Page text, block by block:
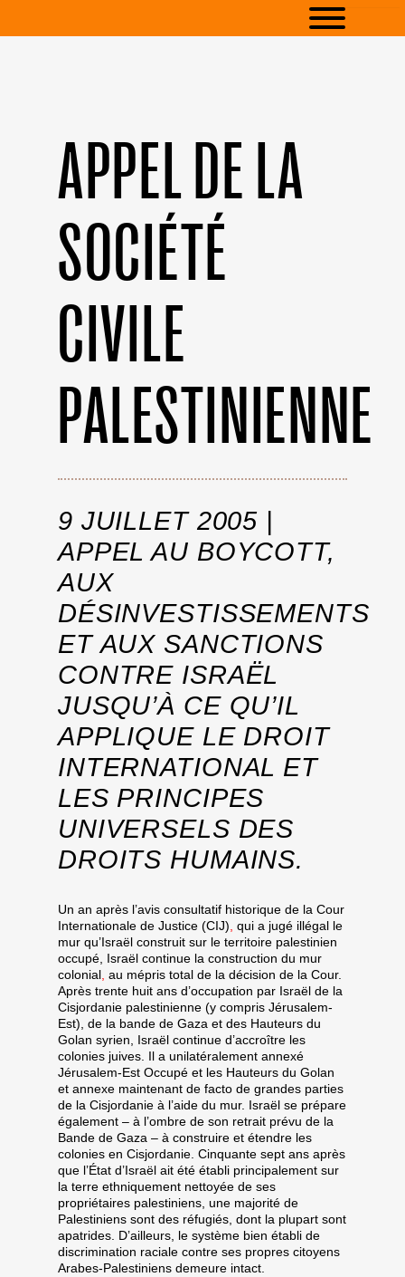
APPEL DE LA
SOCIÉTÉ
CIVILE
PALESTINIENNE
9 JUILLET 2005 |
APPEL AU BOYCOTT,
AUX
DÉSINVESTISSEMENTS
ET AUX SANCTIONS
CONTRE ISRAËL
JUSQU’À CE QU’IL
APPLIQUE LE DROIT
INTERNATIONAL ET
LES PRINCIPES
UNIVERSELS DES
DROITS HUMAINS.
Un an après l’avis consultatif historique de la Cour
Internationale de Justice (CIJ) qui a jugé illégal le
mur qu’Israël construit sur le territoire palestinien
occupé, Israël continue la construction du mur
colonial au mépris total de la décision de la Cour.
Après trente huit ans d’occupation par Israël de la
Cisjordanie palestinienne (y compris Jérusalem-
Est), de la bande de Gaza et des Hauteurs du
Golan syrien, Israël continue d’accroître les
colonies juives. Il a unilatéralement annexé
Jérusalem-Est Occupé et les Hauteurs du Golan
et annexe maintenant de facto de grandes parties
de la Cisjordanie à l’aide du mur. Israël se prépare
également – à l’ombre de son retrait prévu de la
Bande de Gaza – à construire et étendre les
colonies en Cisjordanie. Cinquante sept ans après
que l’État d’Israël ait été établi principalement sur
la terre ethniquement nettoyée de ses
propriétaires palestiniens, une majorité de
Palestiniens sont des réfugiés, dont la plupart sont
apatrides. D’ailleurs, le système bien établi de
discrimination raciale contre ses propres citoyens
Arabes-Palestiniens demeure intact.